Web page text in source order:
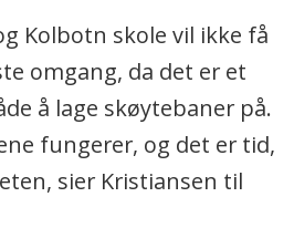
Kolbotn skole vil ikke få
omgang, da det er et
å lage skøytebaner på.
fungerer, og det er tid,
sier Kristiansen til